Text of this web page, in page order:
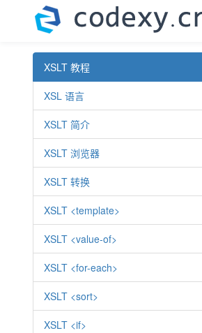
XSLT 教程
XSL 语言
XSLT 简介
XSLT 浏览器
XSLT 转换
XSLT <template>
XSLT <value-of>
XSLT <for-each>
XSLT <sort>
XSLT <if>